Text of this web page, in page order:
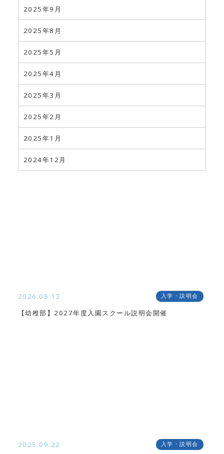
2026.05.12 入学・説明会
【幼稚部】2027年度入園スクール説明会開催
2025.09.22 入学・説明会
2025年9月
2025年8月
2025年5月
2025年4月
2025年3月
2025年2月
2025年1月
2024年12月